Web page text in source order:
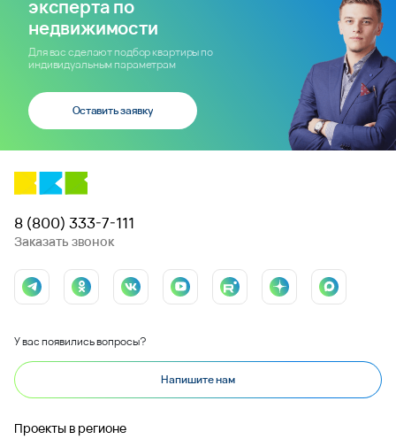
эксперта по
недвижимости
Для вас сделают подбор квартиры по
индивидуальным параметрам
Оставить заявку
8 (800) 333-7-111
Заказать звонок
У вас появились вопросы?
Напишите нам
Проекты в регионе